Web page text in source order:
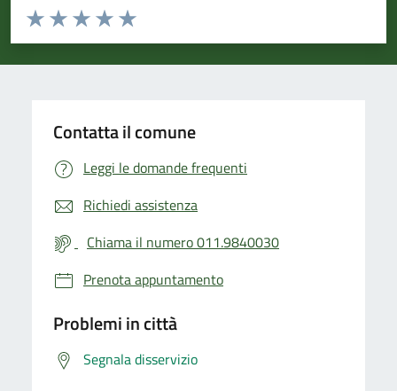
Valuta da 1 a 5 stelle la pagina
Valuta 5 stelle su 5
Valuta 4 stelle su 5
Valuta 3 stelle su 5
Valuta 2 stelle su 5
Valuta 1 stelle su 5
Contatta il comune
Leggi le domande frequenti
Richiedi assistenza
Chiama il numero 011.9840030
Prenota appuntamento
Problemi in città
Segnala disservizio